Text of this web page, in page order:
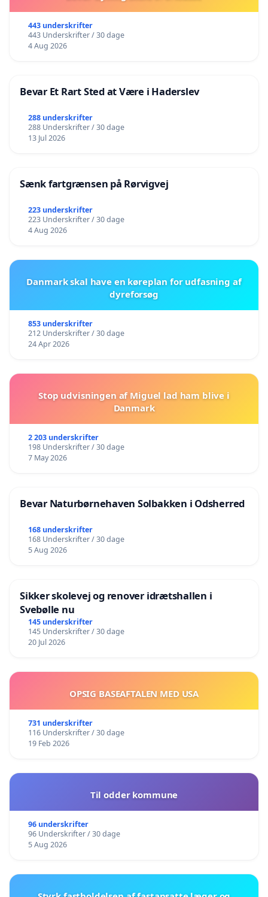
443 underskrifter
443 Underskrifter / 30 dage
4 Aug 2026
Bevar Et Rart Sted at Være i Haderslev
288 underskrifter
288 Underskrifter / 30 dage
13 Jul 2026
Sænk fartgrænsen på Rørvigvej
223 underskrifter
223 Underskrifter / 30 dage
4 Aug 2026
Danmark skal have en køreplan for udfasning af
dyreforsøg
853 underskrifter
212 Underskrifter / 30 dage
24 Apr 2026
Stop udvisningen af Miguel lad ham blive i
Danmark
2 203 underskrifter
198 Underskrifter / 30 dage
7 May 2026
Bevar Naturbørnehaven Solbakken i Odsherred
168 underskrifter
168 Underskrifter / 30 dage
5 Aug 2026
Sikker skolevej og renover idrætshallen i
Svebølle nu
145 underskrifter
145 Underskrifter / 30 dage
20 Jul 2026
OPSIG BASEAFTALEN MED USA
731 underskrifter
116 Underskrifter / 30 dage
19 Feb 2026
Til odder kommune
96 underskrifter
96 Underskrifter / 30 dage
5 Aug 2026